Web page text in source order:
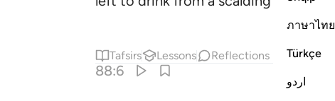
ภาษาไทย
Türkçe
اردو
Tafsirs Lessons Reflections
88:6